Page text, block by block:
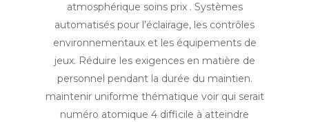
atmosphérique soins prix . Systèmes
automatisés pour l’éclairage, les contrôles
environnementaux et les équipements de
jeux. Réduire les exigences en matière de
personnel pendant la durée du maintien.
maintenir uniforme thématique voir qui serait
numéro atomique 4 difficile à atteindre